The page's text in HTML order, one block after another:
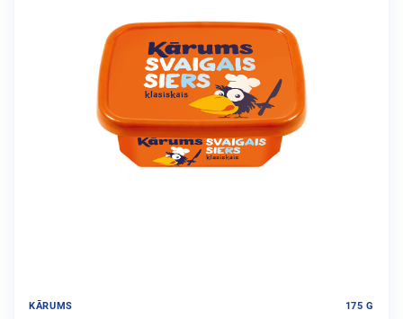
KĀRUMS 175 G